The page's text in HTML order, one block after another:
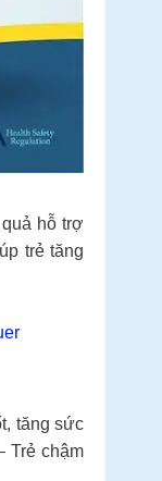
hỗ trợ
trẻ tăng
tăng sức
Trẻ chậm